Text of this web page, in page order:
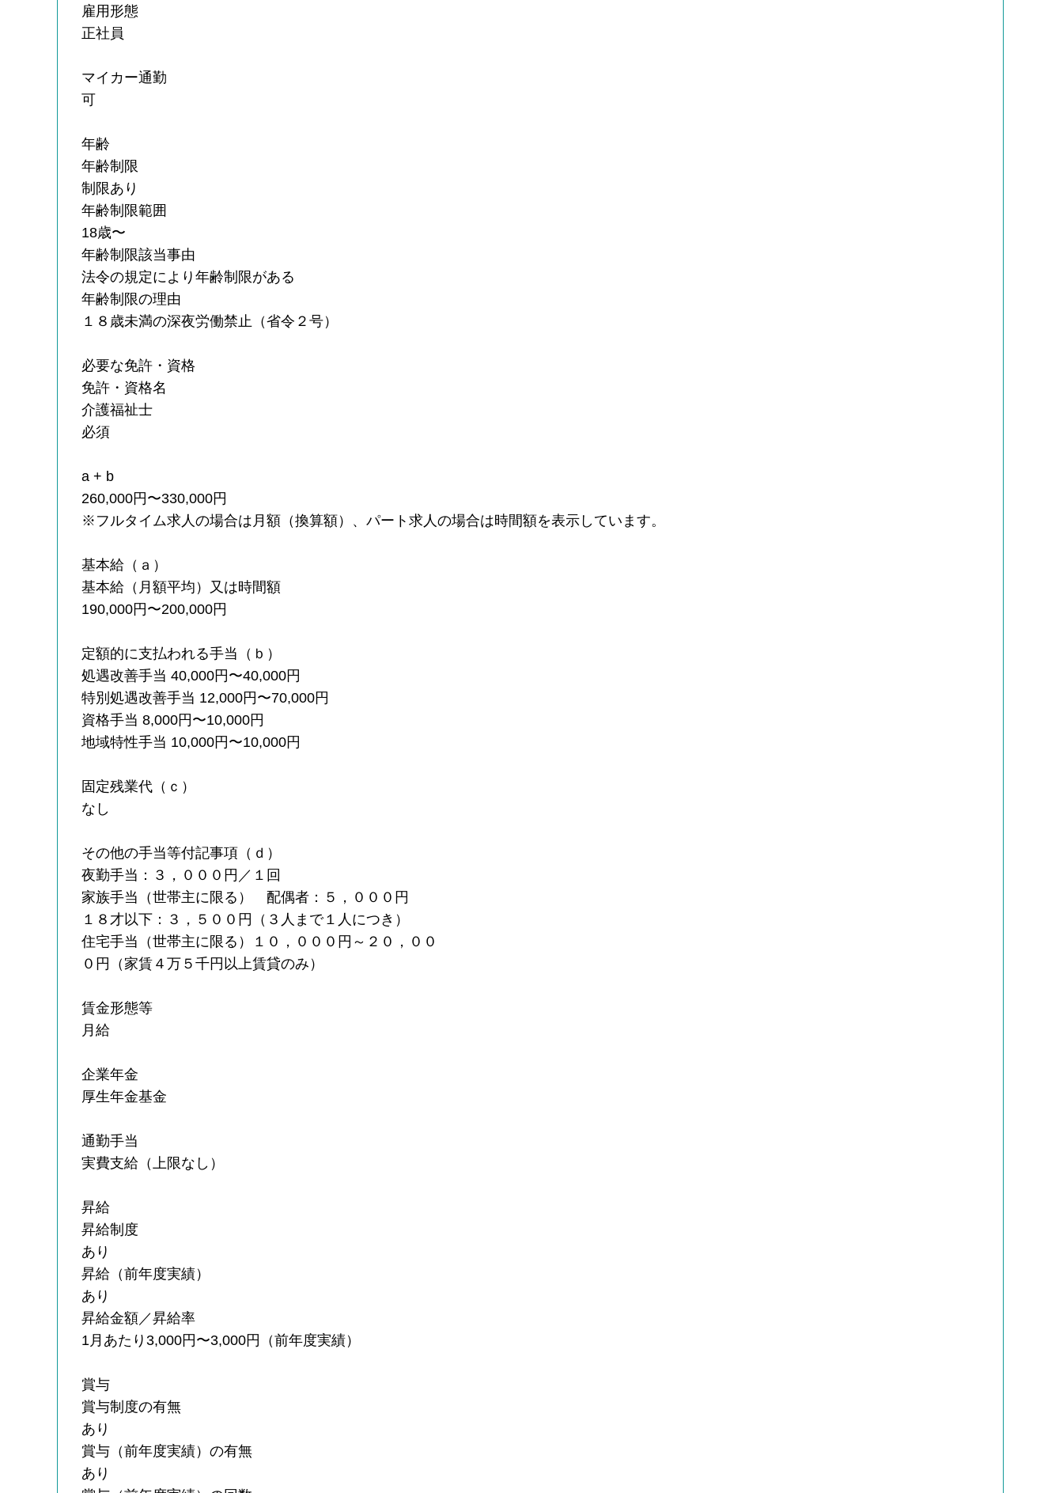
雇用形態
正社員
マイカー通勤
可
年齢
年齢制限
制限あり
年齢制限範囲
18歳〜
年齢制限該当事由
法令の規定により年齢制限がある
年齢制限の理由
１８歳未満の深夜労働禁止（省令２号）
必要な免許・資格
免許・資格名
介護福祉士
必須
a + b
260,000円〜330,000円
※フルタイム求人の場合は月額（換算額）、パート求人の場合は時間額を表示しています。
基本給（ａ）
基本給（月額平均）又は時間額
190,000円〜200,000円
定額的に支払われる手当（ｂ）
処遇改善手当 40,000円〜40,000円
特別処遇改善手当 12,000円〜70,000円
資格手当 8,000円〜10,000円
地域特性手当 10,000円〜10,000円
固定残業代（ｃ）
なし
その他の手当等付記事項（ｄ）
夜勤手当：３，０００円／１回
家族手当（世帯主に限る） 配偶者：５，０００円
１８才以下：３，５００円（３人まで１人につき）
住宅手当（世帯主に限る）１０，０００円～２０，００
０円（家賃４万５千円以上賃貸のみ）
賃金形態等
月給
企業年金
厚生年金基金
通勤手当
実費支給（上限なし）
昇給
昇給制度
あり
昇給（前年度実績）
あり
昇給金額／昇給率
1月あたり3,000円〜3,000円（前年度実績）
賞与
賞与制度の有無
あり
賞与（前年度実績）の有無
あり